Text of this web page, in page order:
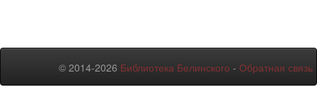
© 2014-2026 Библиотека Белинского - Обратная связь